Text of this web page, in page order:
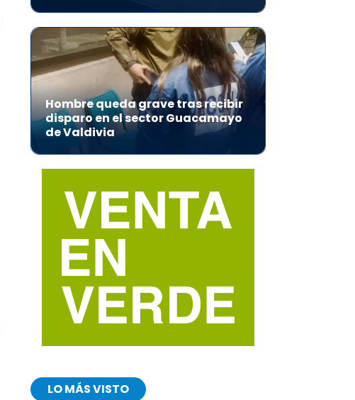
Hombre queda grave tras recibir
disparo en el sector Guacamayo
de Valdivia
LO MÁS VISTO